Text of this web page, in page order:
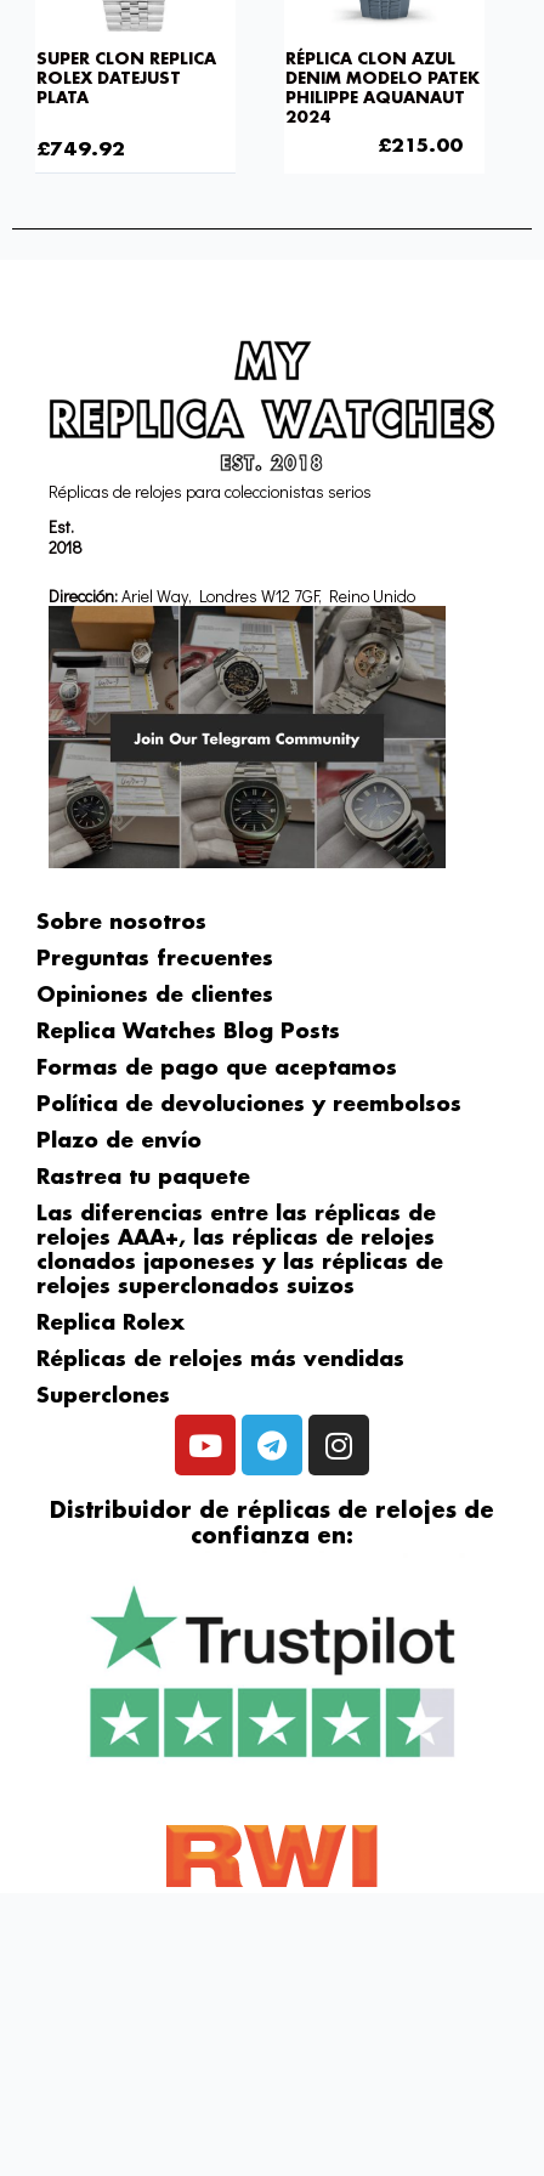
SUPER CLON REPLICA
ROLEX DATEJUST
PLATA
£749.92
RÉPLICA CLON AZUL
DENIM MODELO PATEK
PHILIPPE AQUANAUT
2024
£215.00
Réplicas de relojes para coleccionistas serios
Est.
2018
Dirección:Ariel Way, Londres W12 7GF, Reino Unido
Sobre nosotros
Preguntas frecuentes
Opiniones de clientes
Replica Watches Blog Posts
Formas de pago que aceptamos
Política de devoluciones y reembolsos
Plazo de envío
Rastrea tu paquete
Las diferencias entre las réplicas de
relojes AAA+, las réplicas de relojes
clonados japoneses y las réplicas de
relojes superclonados suizos
Replica Rolex
Réplicas de relojes más vendidas
Superclones
Y
o
u
t
u
e
T
e
e
g
m
I
n
s
t
a
a
m
Distribuidor de réplicas de relojes de
confianza en: